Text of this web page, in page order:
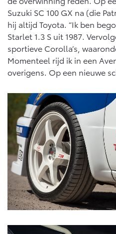
Suzuki SC 100 GX na (die
hij altijd Toyota. “Ik ben
Starlet 1.3 S uit 1987.
sportieve Corolla’s,
Momenteel rijd ik in een
overigens. Op een nieuwe